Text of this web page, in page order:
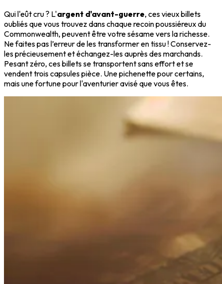
Qui l'eût cru ? L'argent d'avant-guerre, ces vieux billets
oubliés que vous trouvez dans chaque recoin poussiéreux du
Commonwealth, peuvent être votre sésame vers la richesse.
Ne faites pas l’erreur de les transformer en tissu ! Conservez-
les précieusement et échangez-les auprès des marchands.
Pesant zéro, ces billets se transportent sans effort et se
vendent trois capsules pièce. Une pichenette pour certains,
mais une fortune pour l'aventurier avisé que vous êtes.